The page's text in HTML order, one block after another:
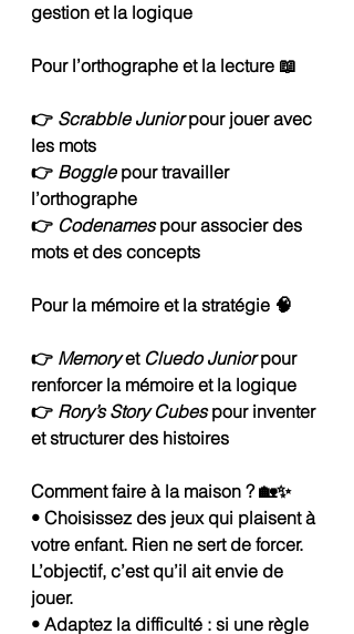
gestion et la logique
Pour l’orthographe et la lecture 📖
👉 Scrabble Junior pour jouer avec
les mots
👉 Boggle pour travailler
l’orthographe
👉 Codenames pour associer des
mots et des concepts
Pour la mémoire et la stratégie 🧠
👉 Memory et Cluedo Junior pour
renforcer la mémoire et la logique
👉 Rory’s Story Cubes pour inventer
et structurer des histoires
Comment faire à la maison ? 🏡✨
• Choisissez des jeux qui plaisent à
votre enfant. Rien ne sert de forcer.
L’objectif, c’est qu’il ait envie de
jouer.
• Adaptez la difficulté : si une règle